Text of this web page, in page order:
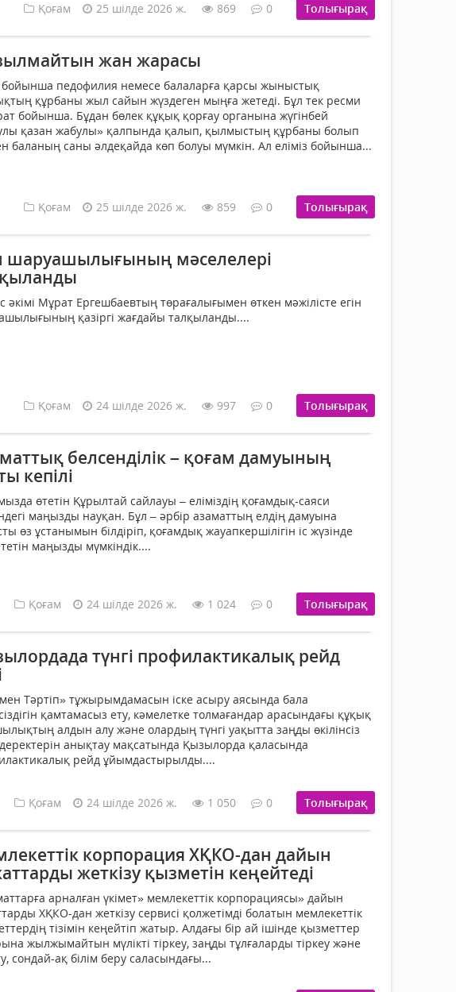
Қоғам 25 шілде 2026 ж. 869 0 Толығырақ
жан жарасы
педофилия немесе балаларға қарсы жыныстық
құрбаны жыл сайын жүздеген мыңға жетеді. Бұл тек ресми
бойынша. Бұдан бөлек құқық қорғау органына жүгінбей
қазан жабулы» қалпында қалып, қылмыстың құрбаны болып
баланың саны әлдеқайда көп болуы мүмкін. Ал еліміз бойынша...
Қоғам 25 шілде 2026 ж. 859 0 Толығырақ
шаруашылығының мәселелері
әкімі Мұрат Ергешбаевтың төрағалығымен өткен мәжілісте егін
қазіргі жағдайы талқыланды....
Қоғам 24 шілде 2026 ж. 997 0 Толығырақ
белсенділік – қоғам дамуының
кепілі
өтетін Құрылтай сайлауы – еліміздің қоғамдық-саяси
маңызды науқан. Бұл – әрбір азаматтың елдің дамуына
өз ұстанымын білдіріп, қоғамдық жауапкершілігін іс жүзінде
маңызды мүмкіндік....
Қоғам 24 шілде 2026 ж. 1 024 0 Толығырақ
түнгі профилактикалық рейд
Тәртіп» тұжырымдамасын іске асыру аясында бала
қамтамасыз ету, кәмелетке толмағандар арасындағы құқық
алдын алу және олардың түнгі уақытта заңды өкілінсіз
анықтау мақсатында Қызылорда қаласында
рейд ұйымдастырылды....
Қоғам 24 шілде 2026 ж. 1 050 0 Толығырақ
корпорация ХҚКО-дан дайын
жеткізу қызметін кеңейтеді
арналған үкімет» мемлекеттік корпорациясы» дайын
ХҚКО-дан жеткізу сервисі қолжетімді болатын мемлекеттік
тізімін кеңейтіп жатыр. Алдағы бір ай ішінде қызметтер
жылжымайтын мүлікті тіркеу, заңды тұлғаларды тіркеу және
сондай-ақ білім беру саласындағы...